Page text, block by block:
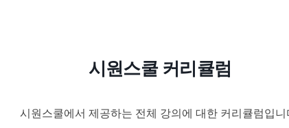
시원스쿨 커리큘럼
시원스쿨에서 제공하는 전체 강의에 대한 커리큘럼입니